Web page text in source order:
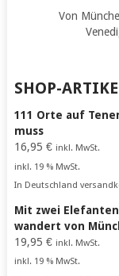
Von
SHOP-
111 Orte auf
muss
16,95 € inkl. MwSt.
inkl. 19 % MwSt.
In Deutschland
Mit zwei
wandert von
19,95 € inkl. MwSt.
inkl. 19 % MwSt.